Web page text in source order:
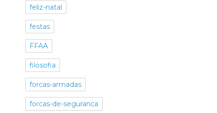
feliz-natal
festas
FFAA
filosofia
forcas-armadas
forcas-de-seguranca